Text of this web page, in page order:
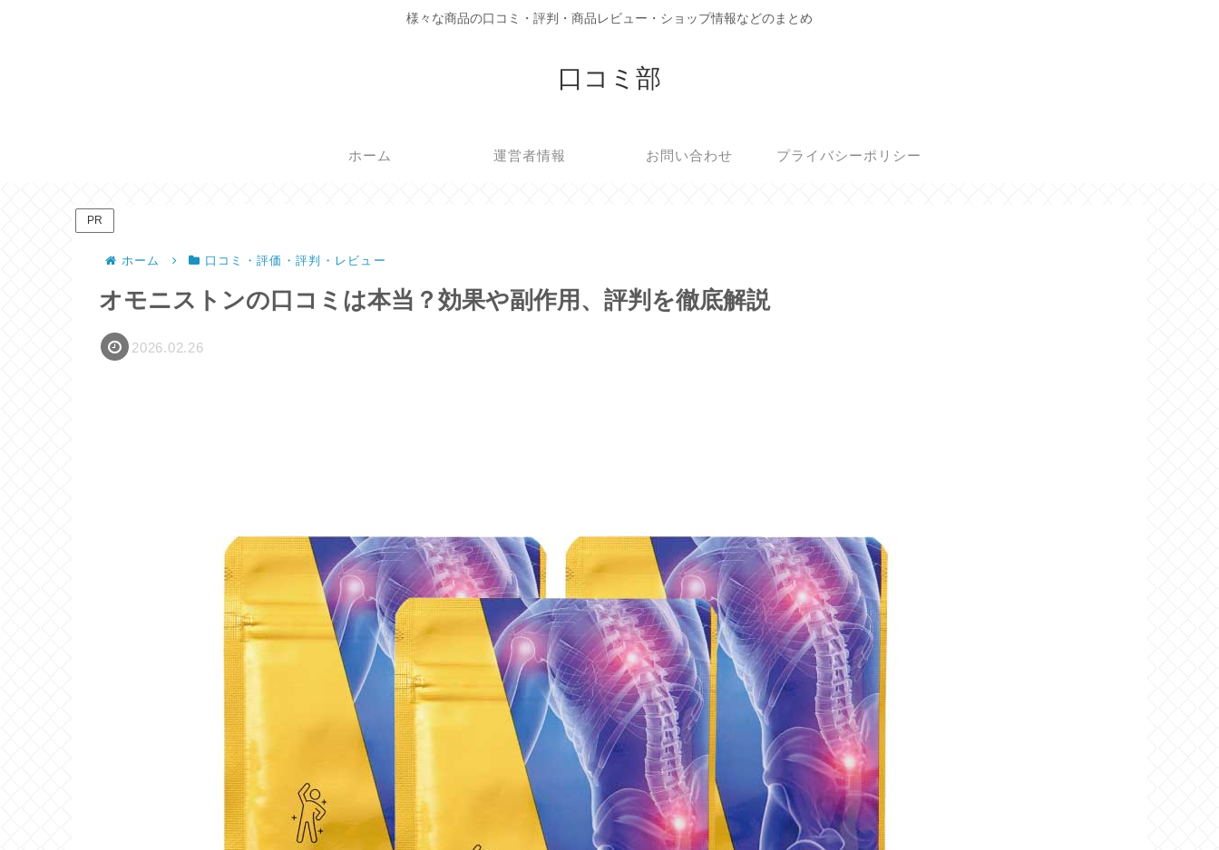
様々な商品の口コミ・評判・商品レビュー・ショップ情報などのまとめ
口コミ部
ホーム 運営者情報 お問い合わせ プライバシーポリシー
PR
ホーム 口コミ・評価・評判・レビュー
オモニストンの口コミは本当？効果や副作用、評判を徹底解説
2026.02.26